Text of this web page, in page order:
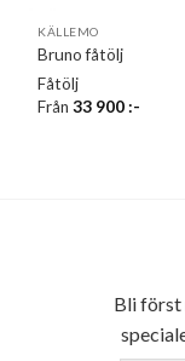
KÄLLEMO
Bruno fåtölj
Fåtölj
Från33 900:-
Bli först